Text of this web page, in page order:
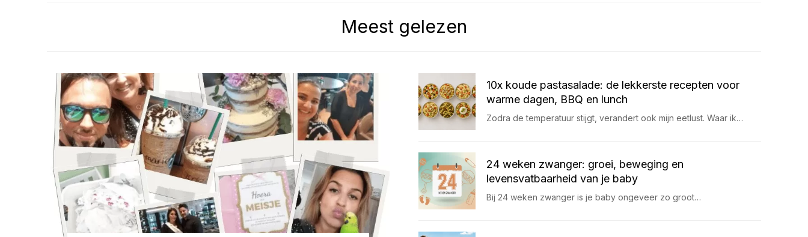
Meest gelezen
10x koude pastasalade: de lekkerste recepten voor
warme dagen, BBQ en lunch
Zodra de temperatuur stijgt, verandert ook mijn eetlust. Waar ik…
24 weken zwanger: groei, beweging en
levensvatbaarheid van je baby
Bij 24 weken zwanger is je baby ongeveer zo groot…